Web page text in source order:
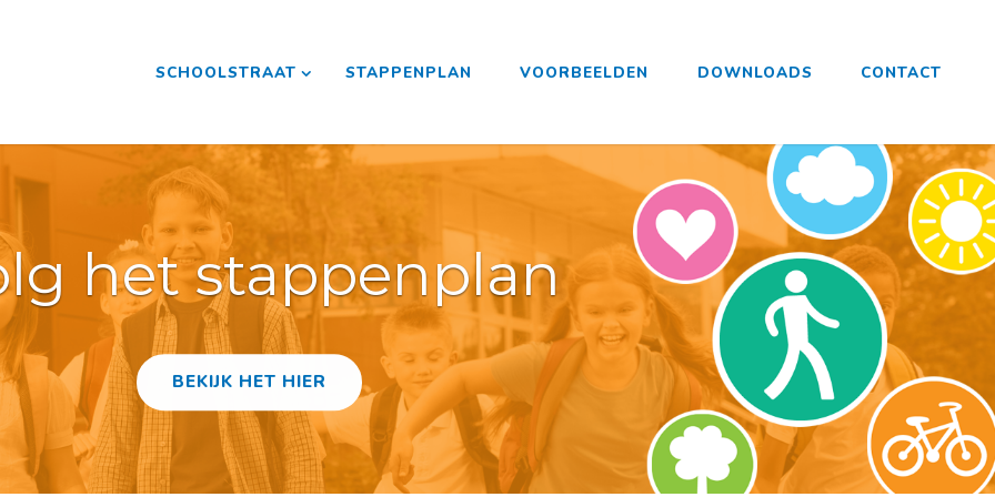
SCHOOLSTRAAT STAPPENPLAN VOORBEELDEN DOWNLOADS CONTACT
het stappenplan
BEKIJK HET HIER